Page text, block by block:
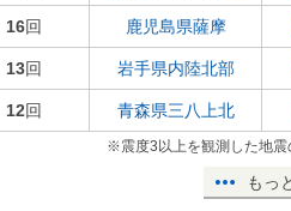
16回 鹿児島県薩摩
13回 岩手県内陸北部
12回 青森県三八上北
※震度3以上を観測した地震
もっ